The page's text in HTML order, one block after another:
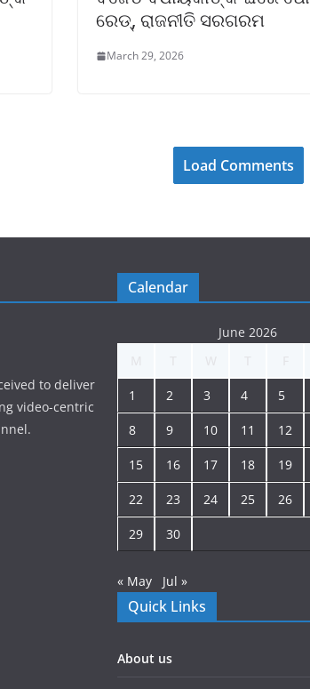
ରେଡ୍, ରାଜନୀତି ସରଗରମ
March 29, 2026
Load Comments
to deliver
video-centric
Calendar
June 2026
1 2 3 4 5
8 9 10 11 12
15 16 17 18 19
22 23 24 25 26
29 30
« May Jul »
Quick Links
About us